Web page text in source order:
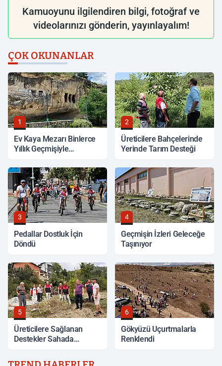
Kamuoyunu ilgilendiren bilgi, fotoğraf ve
videolarınızı gönderin, yayınlayalım!
ÇOK OKUNANLAR
1
Ev Kaya Mezarı Binlerce
Yıllık Geçmişiyle
2
Üreticilere Bahçelerinde
Yerinde Tarım Desteği
3
Pedallar Dostluk İçin
Döndü
4
Geçmişin İzleri Geleceğe
Taşınıyor
5
Üreticilere Sağlanan
Destekler Sahada
6
Gökyüzü Uçurtmalarla
Renklendi